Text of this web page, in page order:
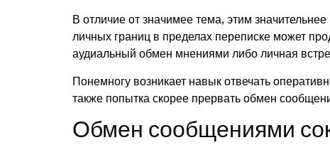
В отличие от значимее тема, этим
личных границ в пределах переписке может
аудиальный обмен мнениями либо личная
Понемногу возникает навык отвечать
также попытка скорее прервать обмен
Обмен сообщениями